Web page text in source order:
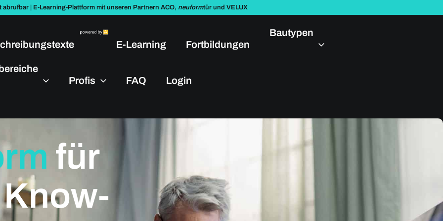
abrufbar | E-Learning-Plattform mit unseren Partnern ACO, neuformtür und VELUX
E-Learning Fortbildungen
Bautypen
Profis
FAQ Login
für